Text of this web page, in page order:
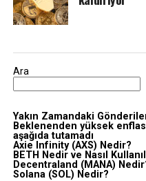
Ara
Yakın Zamandaki
Beklenenden yüksek
aşağıda tutamadı
Axie Infinity (AXS) Nedir?
BETH Nedir ve Nasıl
Decentraland (MANA)
Solana (SOL) Nedir?